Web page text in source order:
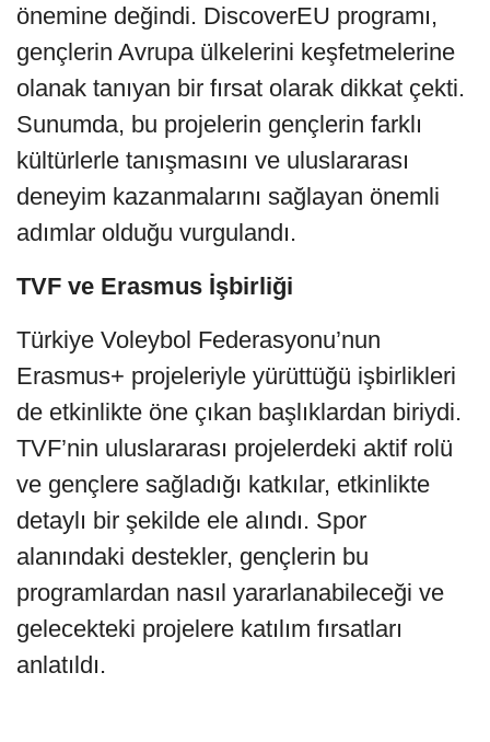
önemine değindi. DiscoverEU programı,
gençlerin Avrupa ülkelerini keşfetmelerine
olanak tanıyan bir fırsat olarak dikkat çekti.
Sunumda, bu projelerin gençlerin farklı
kültürlerle tanışmasını ve uluslararası
deneyim kazanmalarını sağlayan önemli
adımlar olduğu vurgulandı.
TVF ve Erasmus İşbirliği
Türkiye Voleybol Federasyonu’nun
Erasmus+ projeleriyle yürüttüğü işbirlikleri
de etkinlikte öne çıkan başlıklardan biriydi.
TVF’nin uluslararası projelerdeki aktif rolü
ve gençlere sağladığı katkılar, etkinlikte
detaylı bir şekilde ele alındı. Spor
alanındaki destekler, gençlerin bu
programlardan nasıl yararlanabileceği ve
gelecekteki projelere katılım fırsatları
anlatıldı.